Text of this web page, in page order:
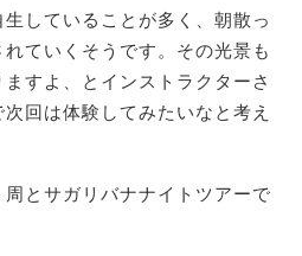
していることが多く、朝散っ
ていくそうです。その光景も
すよ、とインストラクターさ
回は体験してみたいなと考え
とサガリバナナイトツアーで